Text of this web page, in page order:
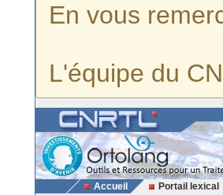
En vous
L'équipe du
Accueil Portail lexical